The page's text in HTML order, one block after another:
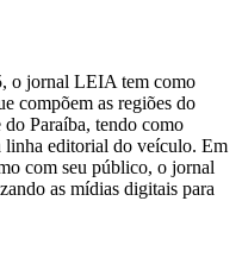
o jornal LEIA tem como
compõem as regiões do
Paraíba, tendo como
editorial do veículo. Em
com seu público, o jornal
as mídias digitais para